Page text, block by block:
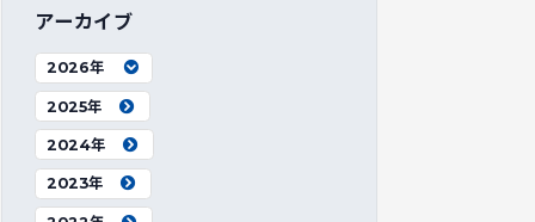
アーカイブ
2026年
2025年
2024年
2023年